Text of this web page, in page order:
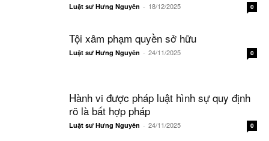
Luật sư Hưng Nguyên - 18/12/2025 0
Tội xâm phạm quyền sở hữu
Luật sư Hưng Nguyên - 24/11/2025 0
Hành vi được pháp luật hình sự quy định
rõ là bất hợp pháp
Luật sư Hưng Nguyên - 24/11/2025 0